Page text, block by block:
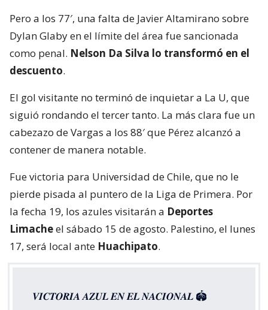
Pero a los 77′, una falta de Javier Altamirano sobre
Dylan Glaby en el límite del área fue sancionada
como penal. Nelson Da Silva lo transformó en el
descuento.
El gol visitante no terminó de inquietar a La U, que
siguió rondando el tercer tanto. La más clara fue un
cabezazo de Vargas a los 88′ que Pérez alcanzó a
contener de manera notable.
Fue victoria para Universidad de Chile, que no le
pierde pisada al puntero de la Liga de Primera. Por
la fecha 19, los azules visitarán a Deportes
Limacheel sábado 15 de agosto. Palestino, el lunes
17, será local ante Huachipato.
𝑽𝑰𝑪𝑻𝑶𝑹𝑰𝑨 𝑨𝒁𝑼𝑳 𝑬𝑵 𝑬𝑳 𝑵𝑨𝑪𝑰𝑶𝑵𝑨𝑳 🏟️